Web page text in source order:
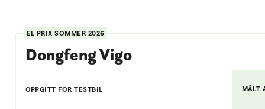
EL PRIXSOMMER 2026
Dongfeng Vigo
OPPGITT FOR TESTBIL MÅLT